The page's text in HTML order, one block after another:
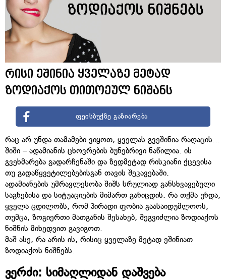
რისი ეშინია ყველაზე მეტად
ზოდიაქოს თითოეულ ნიშანს
ფეისბუქზე გაზიარება
რაც არ უნდა თამამები ვიყოთ, ყველას გვეშინია რაღაცის...
შიში – ადამიანის ცხოვრების ბუნებრივი ნაწილია. ის
გვეხმარება გადარჩენაში და ზედმეტად რისკიანი ქცევისა
თუ გადაწყვეტილებებისგან თავის შეკავებაში.
ადამიანების უმრავლესობა შიშს სრულიად განსხვავებული
საგნებისა და სიტუაციების მიმართ განიცდის. რა თქმა უნდა,
ყველა ცდილობს, რომ პირადი ფობია გაასაიდუმლოოს,
თუმცა, ზოგიერთი მათგანის შესახებ, შეგვიძლია ზოდიაქოს
ნიშნის მიხედვით გავიგოთ.
მაშ ასე, რა არის ის, რისიც ყველაზე მეტად ეშინიათ
ზოდიაქოს ნიშნებს.
ვერძი: სიმაღლიდან დაშვება